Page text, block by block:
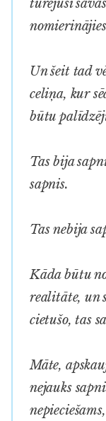
turējusi
Un šeit tad
celiņa, kur
būtu
Tas bija
sapnis.
Tas nebija
Kāda būtu
realitāte, un
cietušo, tas
Māte,
nejauks